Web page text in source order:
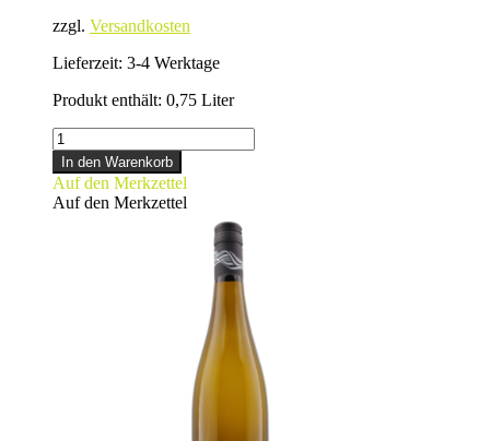
zzgl. Versandkosten
Lieferzeit: 3-4 Werktage
Produkt enthält: 0,75 Liter
SILVANER
Menge
In den Warenkorb
Auf den Merkzettel
Auf den Merkzettel